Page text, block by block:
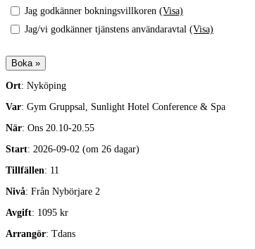
Jag godkänner bokningsvillkoren (Visa)
Jag/vi godkänner tjänstens användaravtal (Visa)
Ort: Nyköping
Var: Gym Gruppsal, Sunlight Hotel Conference & Spa
När: Ons 20.10-20.55
Start: 2026-09-02 (om 26 dagar)
Tillfällen: 11
Nivå: Från Nybörjare 2
Avgift: 1095 kr
Arrangör: Tdans